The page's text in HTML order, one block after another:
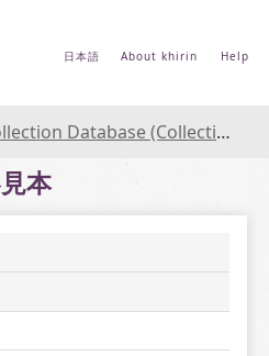
日本語 About khirin Help
Database of the National Museum of Japanese History)
本